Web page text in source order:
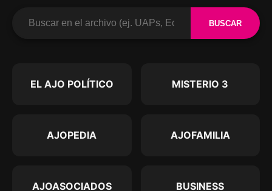
BUSCAR
EL AJO POLÍTICO MISTERIO 3
AJOPEDIA AJOFAMILIA
AJOASOCIADOS BUSINESS